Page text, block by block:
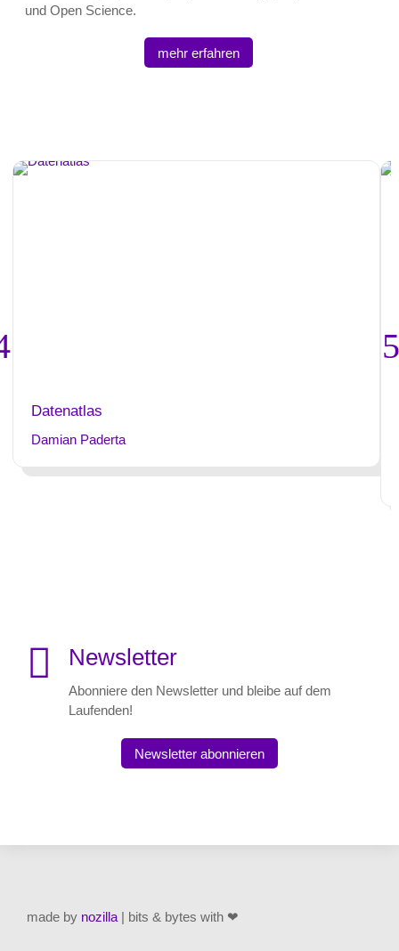
und Open Science.
mehr erfahren
Datenatlas
Damian Paderta
 Newsletter
Abonniere den Newsletter und bleibe auf dem
Laufenden!
Newsletter abonnieren
made by nozilla | bits & bytes with ❤